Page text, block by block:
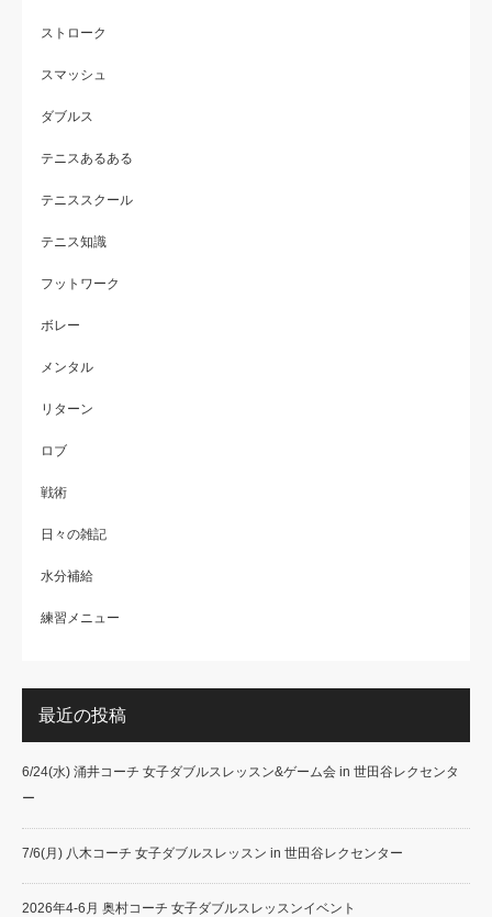
ストローク
スマッシュ
ダブルス
テニスあるある
テニススクール
テニス知識
フットワーク
ボレー
メンタル
リターン
ロブ
戦術
日々の雑記
水分補給
練習メニュー
最近の投稿
6/24(水) 涌井コーチ 女子ダブルスレッスン&ゲーム会 in 世田谷レクセンタ
ー
7/6(月) 八木コーチ 女子ダブルスレッスン in 世田谷レクセンター
2026年4-6月 奥村コーチ 女子ダブルスレッスンイベント